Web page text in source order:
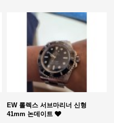
EW 롤렉스 서브마리너 신형
41mm 논데이트